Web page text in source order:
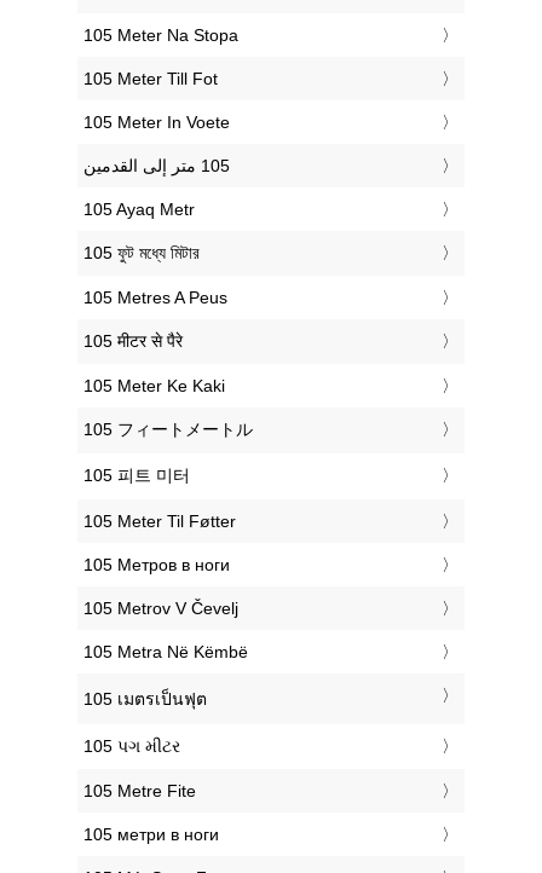
‎105 Meter Na Stopa
‎105 Meter Till Fot
‎105 Meter In Voete
‎105 Ayaq Metr
‎105 ফুট মধ্যে মিটার
‎105 Metres A Peus
‎105 मीटर से पैरे
‎105 Meter Ke Kaki
‎105 フィートメートル
‎105 피트 미터
‎105 Meter Til Føtter
‎105 Метров в ноги
‎105 Metrov V Čevelj
‎105 Metra Në Këmbë
‎105 เมตรเป็นฟุต
‎105 પગ મીટર
‎105 Metre Fite
‎105 метри в ноги